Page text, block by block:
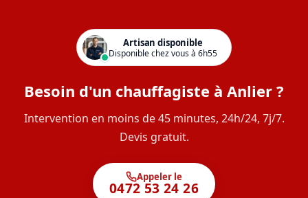
Artisan disponible
Disponible chez vous à 6h55
Besoin d'un chauffagiste à Anlier ?
Intervention en moins de 45 minutes, 24h/24, 7j/7.
Devis gratuit.
Appeler le
0472 53 24 26